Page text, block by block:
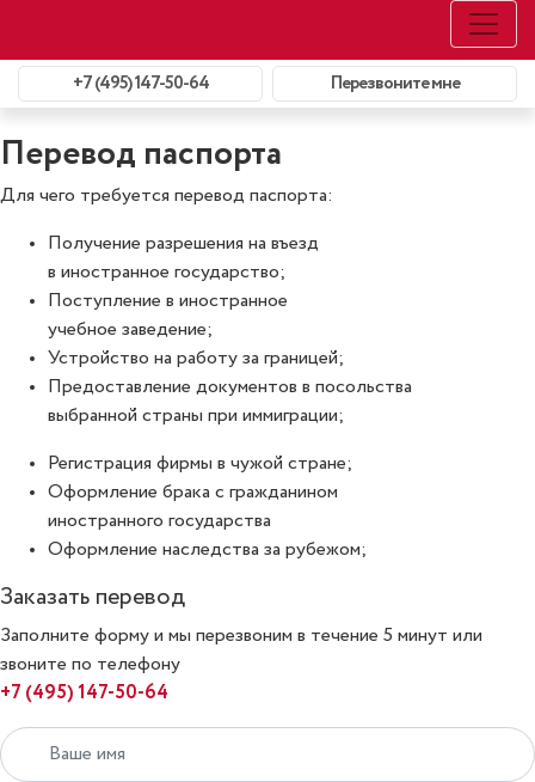
+7 (495) 147-50-64 Перезвоните мне
Перевод паспорта
Для чего требуется перевод паспорта:
Получение разрешения на въезд
в иностранное государство;
Поступление в иностранное
учебное заведение;
Устройство на работу за границей;
Предоставление документов в посольства
выбранной страны при иммиграции;
Регистрация фирмы в чужой стране;
Оформление брака с гражданином
иностранного государства
Оформление наследства за рубежом;
Заказать перевод
Заполните форму и мы перезвоним в течение 5 минут или
звоните по телефону
+7 (495) 147-50-64